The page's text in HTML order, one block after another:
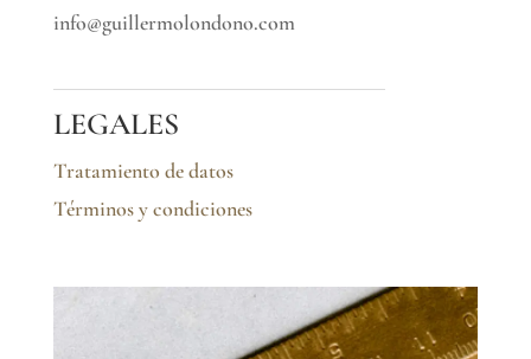
info@guillermolondono.com
LEGALES
Tratamiento de datos
Términos y condiciones